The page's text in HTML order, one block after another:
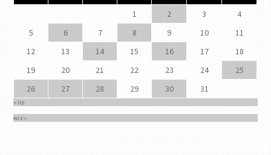
1 2 3
4
5
6 7 8 9 10
11
12
13 14 15 16 17
18
19
20 21 22 23 24
25
26
27 28 29 30 31
« lip
wrz »